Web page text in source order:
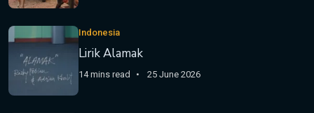
Indonesia
Lirik Alamak
14 mins read 25 June 2026